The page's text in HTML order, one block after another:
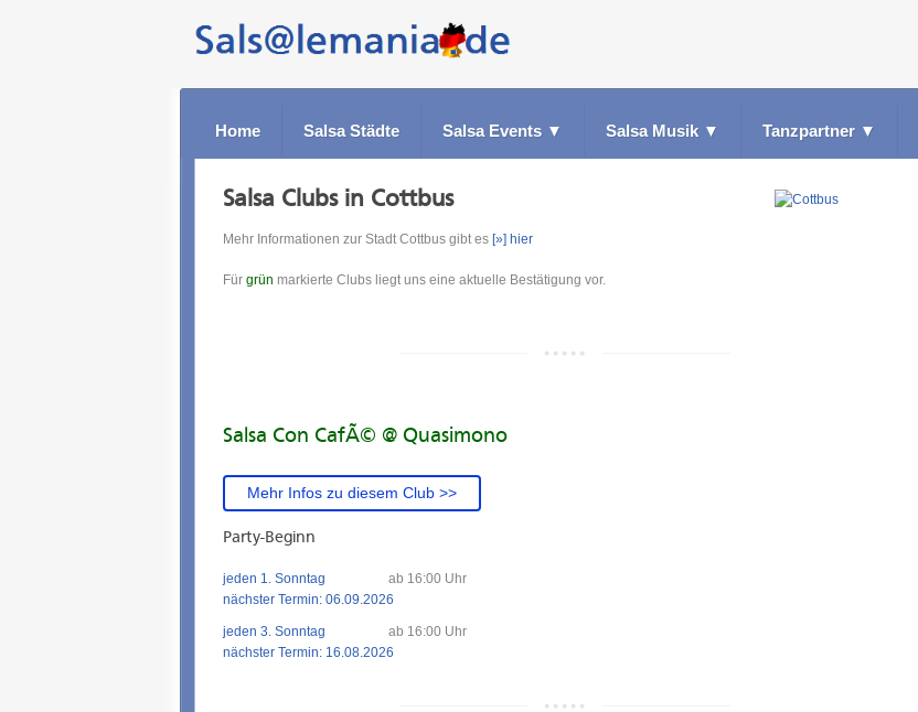
Home Salsa Städte Salsa Events ▼ Salsa Musik ▼ Tanzpartner ▼
Salsa Clubs in Cottbus
Mehr Informationen zur Stadt Cottbus gibt es [»] hier
Für grün markierte Clubs liegt uns eine aktuelle Bestätigung vor.
Salsa Con CafÃ© @ Quasimono
Mehr Infos zu diesem Club >>
Party-Beginn
jeden 1. Sonntag
nächster Termin: 06.09.2026
ab 16:00 Uhr
jeden 3. Sonntag
nächster Termin: 16.08.2026
ab 16:00 Uhr